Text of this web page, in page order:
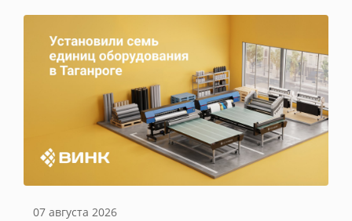
07 августа 2026